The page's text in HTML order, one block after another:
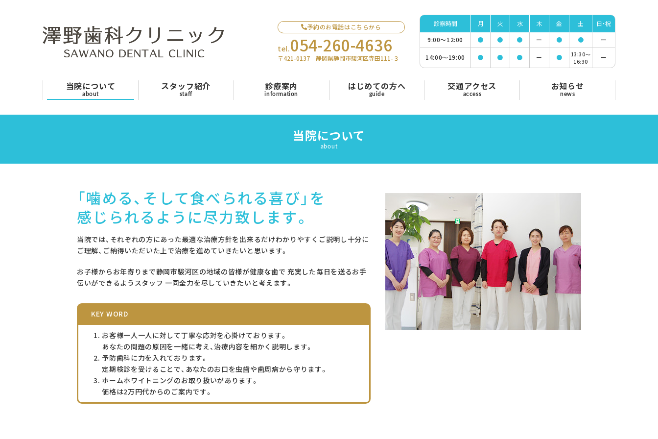
予約のお電話はこちらから
tel.054-260-4636
〒421-0137 静岡県静岡市駿河区寺田111-３
診察時間 月 火 水 木 金 土
日・祝
9:00〜12:00 ● ● ● ー ● ●
ー
14:00〜19:00 ● ● ● ー ●
13:30〜
16:30
ー
当院について
about
スタッフ紹介
staff
診療案内
information
はじめての方へ
guide
交通アクセス
access
お知らせ
news
当院について
about
「噛める、そして食べられる喜び」を
感じられるように尽力致します。
当院では、それぞれの方にあった最適な治療方針を出来るだけわかりやすくご説明し十分に
ご理解、ご納得いただいた上で治療を進めていきたいと思います。
お子様からお年寄りまで静岡市駿河区の地域の皆様が健康な歯で 充実した毎日を送るお手
伝いができるようスタッフ 一同全力を尽していきたいと考えます。
KEY WORD
お客様一人一人に対して丁寧な応対を心掛けております。
あなたの問題の原因を一緒に考え、治療内容を細かく説明します。
予防歯科に力を入れております。
定期検診を受けることで、あなたのお口を虫歯や歯周病から守ります。
ホームホワイトニングのお取り扱いがあります。
価格は2万円代からのご案内です。
スタッフ紹介
よくあるご質問
予約のお電話はこちらから
tel. 054-260-4636
（受付時間：9:00-18:45）
〒421-0137 静岡県静岡市駿河区寺田111-３